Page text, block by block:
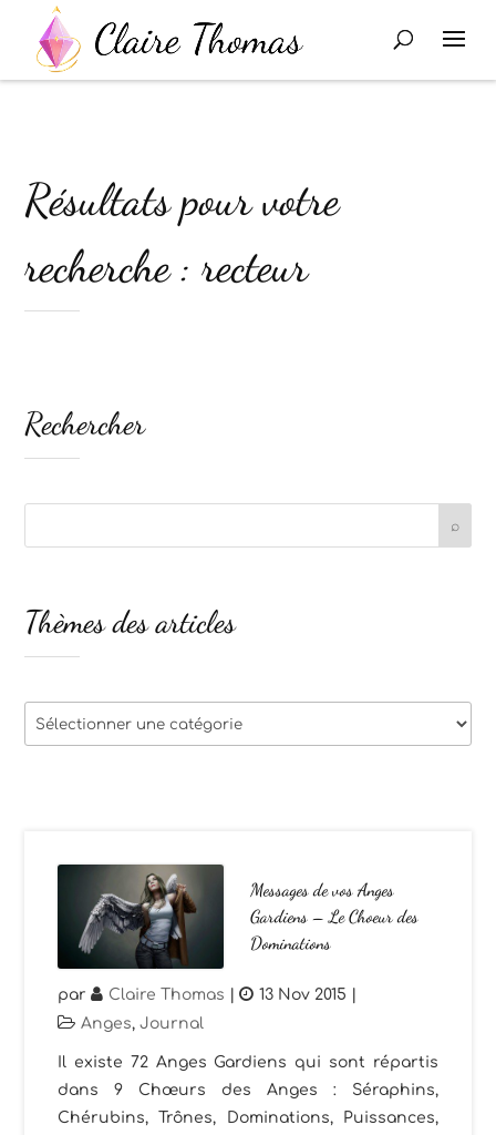
Résultats pour votre
recherche : recteur
Messages de vos Anges
Gardiens – Le Choeur des
Dominations
par Claire Thomas | 13 Nov 2015 |
Anges,Journal
Il existe 72 Anges Gardiens qui sont répartis
dans 9 Chœurs des Anges : Séraphins,
Chérubins, Trônes, Dominations, Puissances,
Rechercher
Thèmes des articles
Thèmes
des